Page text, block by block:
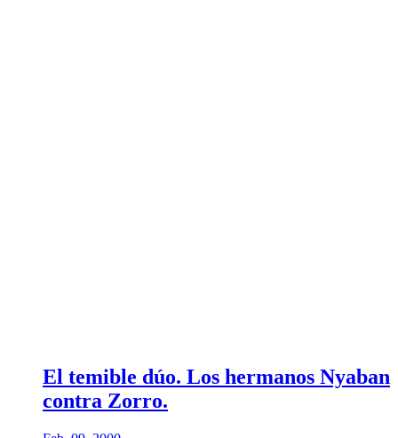
El temible dúo. Los hermanos Nyaban
contra Zorro.